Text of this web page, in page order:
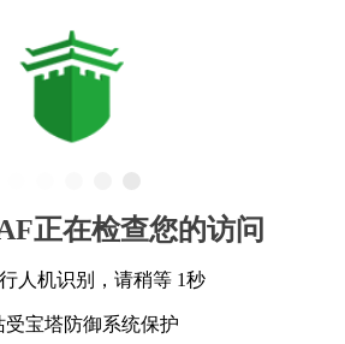
正在检查您的访问
人机识别，请稍等 1秒
受宝塔防御系统保护